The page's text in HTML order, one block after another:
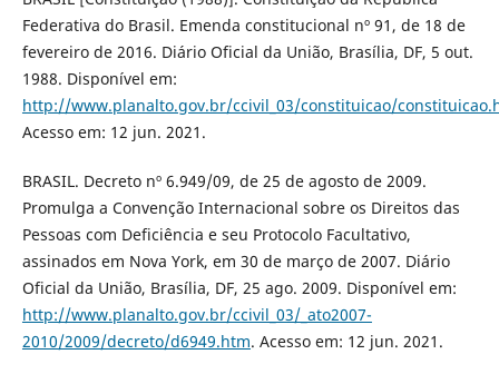
Federativa do Brasil. Emenda constitucional nº 91, de 18 de
fevereiro de 2016. Diário Oficial da União, Brasília, DF, 5 out.
1988. Disponível em:
http://www.planalto.gov.br/ccivil_03/constituicao/
Acesso em: 12 jun. 2021.
BRASIL. Decreto nº 6.949/09, de 25 de agosto de 2009.
Promulga a Convenção Internacional sobre os Direitos das
Pessoas com Deficiência e seu Protocolo Facultativo,
assinados em Nova York, em 30 de março de 2007. Diário
Oficial da União, Brasília, DF, 25 ago. 2009. Disponível em:
http://www.planalto.gov.br/ccivil_03/_ato2007-
2010/2009/decreto/d6949.htm. Acesso em: 12 jun. 2021.